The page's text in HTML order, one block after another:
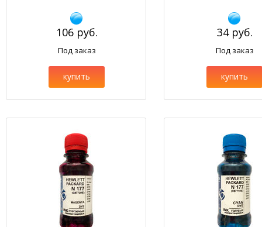
106 руб.
Под заказ
купить
34 руб.
Под заказ
купить